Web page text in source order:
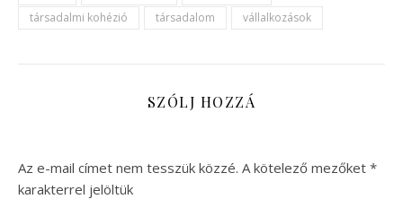
társadalmi kohézió
társadalom vállalkozások
SZÓLJ HOZZÁ
Az e-mail címet nem tesszük közzé. A kötelező mezőket *
karakterrel jelöltük